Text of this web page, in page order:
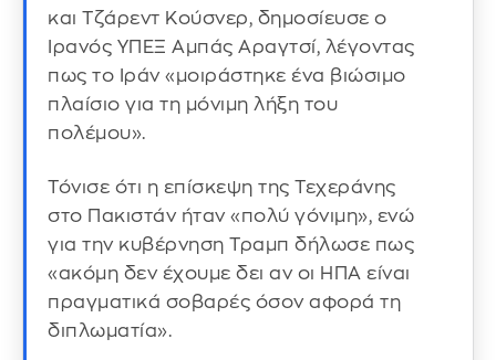
και Τζάρεντ Κούσνερ, δημοσίευσε ο
Ιρανός ΥΠΕΞ Αμπάς Αραγτσί, λέγοντας
πως το Ιράν «μοιράστηκε ένα βιώσιμο
πλαίσιο για τη μόνιμη λήξη του
πολέμου».
Τόνισε ότι η επίσκεψη της Τεχεράνης
στο Πακιστάν ήταν «πολύ γόνιμη», ενώ
για την κυβέρνηση Τραμπ δήλωσε πως
«ακόμη δεν έχουμε δει αν οι ΗΠΑ είναι
πραγματικά σοβαρές όσον αφορά τη
διπλωματία».